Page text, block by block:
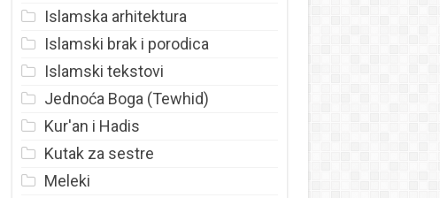
Islamska arhitektura
Islamski brak i porodica
Islamski tekstovi
Jednoća Boga (Tewhid)
Kur'an i Hadis
Kutak za sestre
Meleki